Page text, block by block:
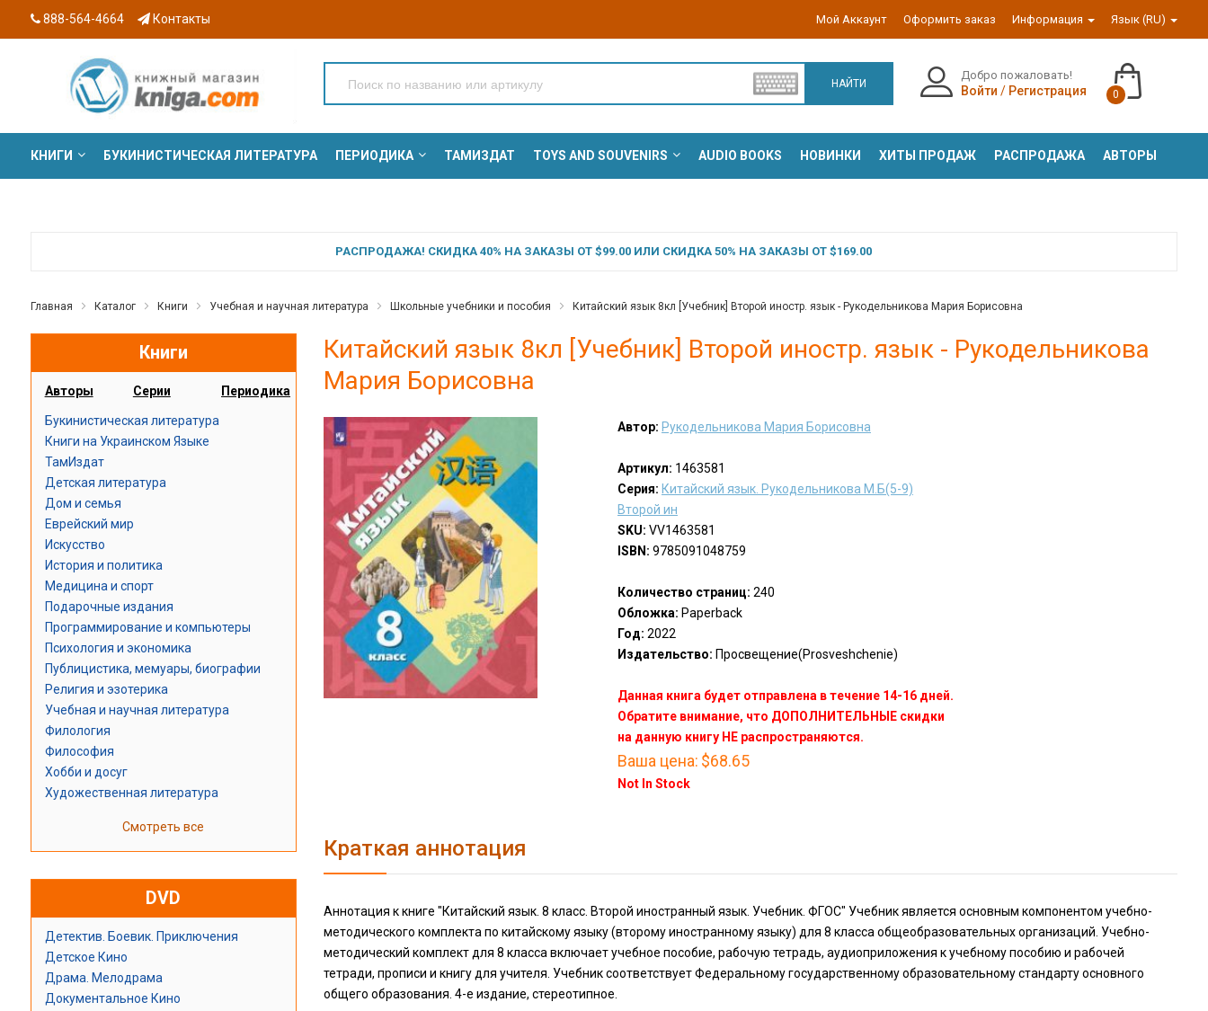
888-564-4664 Контакты Мой Аккаунт Оформить заказ Информация Язык (RU)
НАЙТИ
Добро пожаловать!
Войти / Регистрация 0
КНИГИ БУКИНИСТИЧЕСКАЯ ЛИТЕРАТУРА ПЕРИОДИКА ТАМИЗДАТ TOYS AND SOUVENIRS AUDIO BOOKS НОВИНКИ ХИТЫ ПРОДАЖ РАСПРОДАЖА АВТОРЫ
РАСПРОДАЖА! СКИДКА 40% НА ЗАКАЗЫ ОТ $99.00 ИЛИ СКИДКА 50% НА ЗАКАЗЫ ОТ $169.00
Главная Каталог Книги Учебная и научная литература Школьные учебники и пособия Китайский язык 8кл [Учебник] Второй иностр. язык - Рукодельникова Мария Борисовна
Книги
Авторы Серии Периодика
Букинистическая литература
Книги на Украинском Языке
ТамИздат
Детская литература
Дом и семья
Еврейский мир
Искусство
История и политика
Медицина и спорт
Подарочные издания
Программирование и компьютеры
Психология и экономика
Публицистика, мемуары, биографии
Религия и эзотерика
Учебная и научная литература
Филология
Философия
Хобби и досуг
Художественная литература
Смотреть все
DVD
Детектив. Боевик. Приключения
Детское Кино
Драма. Мелодрама
Документальное Кино
Китайский язык 8кл [Учебник] Второй иностр. язык - Рукодельникова
Мария Борисовна
Автор: Рукодельникова Мария Борисовна
Артикул: 1463581
Серия: Китайский язык. Рукодельникова М.Б(5-9)
Второй ин
SKU: VV1463581
ISBN: 9785091048759
Количество страниц: 240
Обложка: Paperback
Год: 2022
Издательство: Просвещение(Prosveshchenie)
Данная книга будет отправлена в течение 14-16 дней.
Обратите внимание, что ДОПОЛНИТЕЛЬНЫЕ скидки
на данную книгу НЕ распространяются.
Ваша цена: $68.65
Not In Stock
Краткая аннотация
Аннотация к книге "Китайский язык. 8 класс. Второй иностранный язык. Учебник. ФГОС" Учебник является основным компонентом учебно-
методического комплекта по китайскому языку (второму иностранному языку) для 8 класса общеобразовательных организаций. Учебно-
методический комплект для 8 класса включает учебное пособие, рабочую тетрадь, аудиоприложения к учебному пособию и рабочей
тетради, прописи и книгу для учителя. Учебник соответствует Федеральному государственному образовательному стандарту основного
общего образования. 4-е издание, стереотипное.